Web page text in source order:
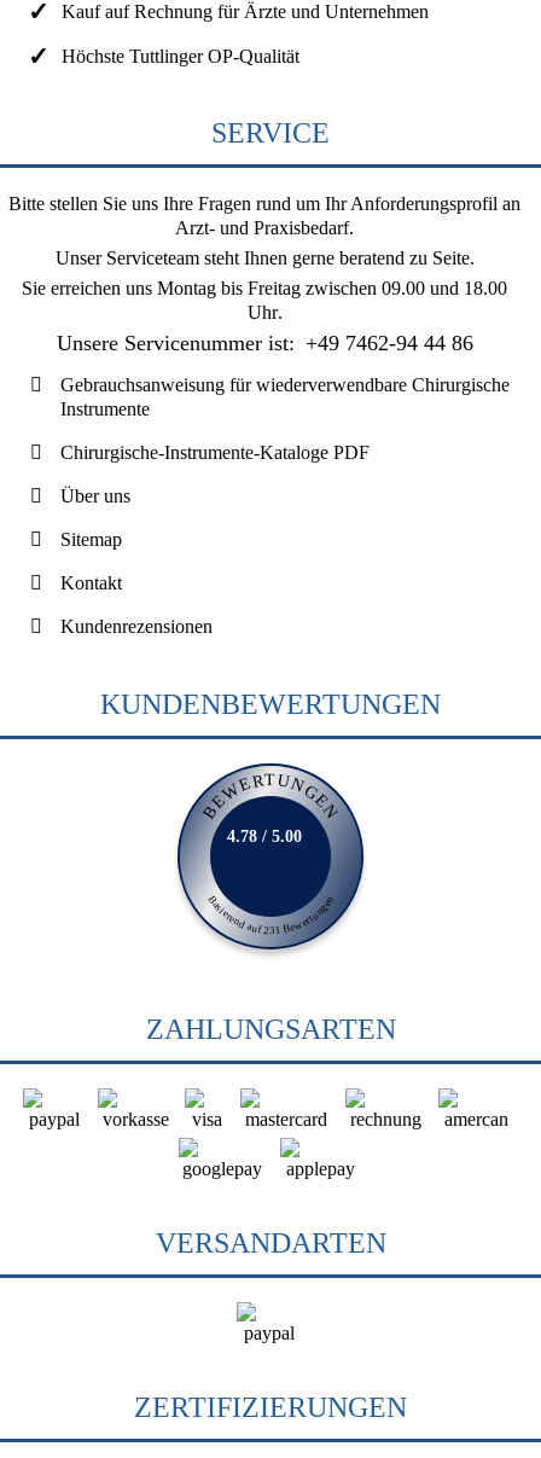
Kauf auf Rechnung für Ärzte und Unternehmen
Höchste Tuttlinger OP-Qualität
SERVICE
Bitte stellen Sie uns Ihre Fragen rund um Ihr Anforderungsprofil an
Arzt- und Praxisbedarf.
Unser Serviceteam steht Ihnen gerne beratend zu Seite.
Sie erreichen uns Montag bis Freitag zwischen 09.00 und 18.00
Uhr.
Unsere Servicenummer ist: +49 7462-94 44 86
Gebrauchsanweisung für wiederverwendbare Chirurgische
Instrumente
Chirurgische-Instrumente-Kataloge PDF
Über uns
Sitemap
Kontakt
Kundenrezensionen
KUNDENBEWERTUNGEN
BEWERTUNGEN
Basierend auf 231 Bewertungen
4.78 / 5.00
ZAHLUNGSARTEN
VERSANDARTEN
ZERTIFIZIERUNGEN